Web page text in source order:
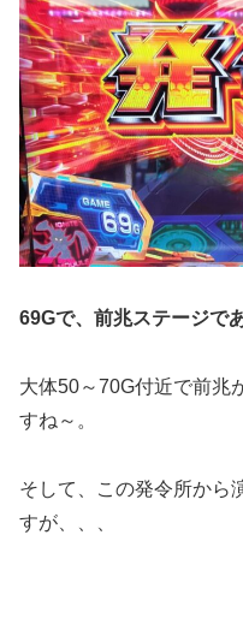
69Gで、前兆ステージで
大体50～70G付近で前兆
すね～。
そして、この発令所から
すが、、、